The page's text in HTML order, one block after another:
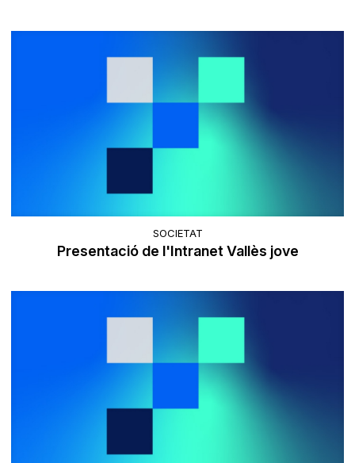
SOCIETAT
Presentació de l'Intranet Vallès jove